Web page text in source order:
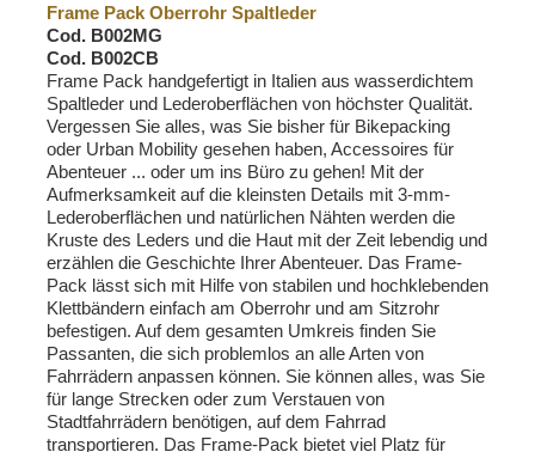
Frame Pack Oberrohr Spaltleder
Cod. B002MG
Cod. B002CB
Frame Pack handgefertigt in Italien aus wasserdichtem
Spaltleder und Lederoberflächen von höchster Qualität.
Vergessen Sie alles, was Sie bisher für Bikepacking
oder Urban Mobility gesehen haben, Accessoires für
Abenteuer ... oder um ins Büro zu gehen! Mit der
Aufmerksamkeit auf die kleinsten Details mit 3-mm-
Lederoberflächen und natürlichen Nähten werden die
Kruste des Leders und die Haut mit der Zeit lebendig und
erzählen die Geschichte Ihrer Abenteuer. Das Frame-
Pack lässt sich mit Hilfe von stabilen und hochklebenden
Klettbändern einfach am Oberrohr und am Sitzrohr
befestigen. Auf dem gesamten Umkreis finden Sie
Passanten, die sich problemlos an alle Arten von
Fahrrädern anpassen können. Sie können alles, was Sie
für lange Strecken oder zum Verstauen von
Stadtfahrrädern benötigen, auf dem Fahrrad
transportieren. Das Frame-Pack bietet viel Platz für